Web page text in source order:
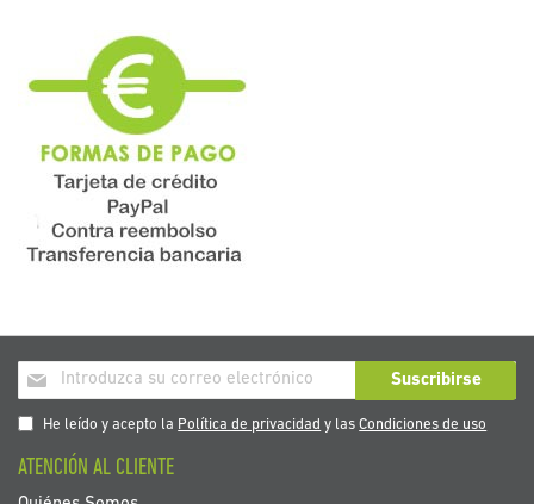
Inscríbase
a
nuestro
de
noticias:
Suscribirse
He leído y acepto la Política de privacidad y lasCondiciones de uso
ATENCIÓN AL CLIENTE